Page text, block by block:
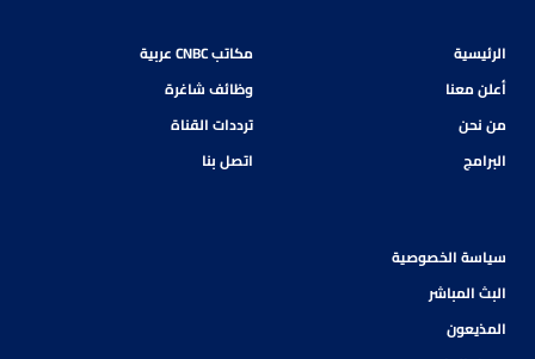
الرئيسية
أعلن معنا
من نحن
البرامج
مكاتب CNBC عربية
وظائف شاغرة
ترددات القناة
اتصل بنا
سياسة الخصوصية
البث المباشر
المذيعون